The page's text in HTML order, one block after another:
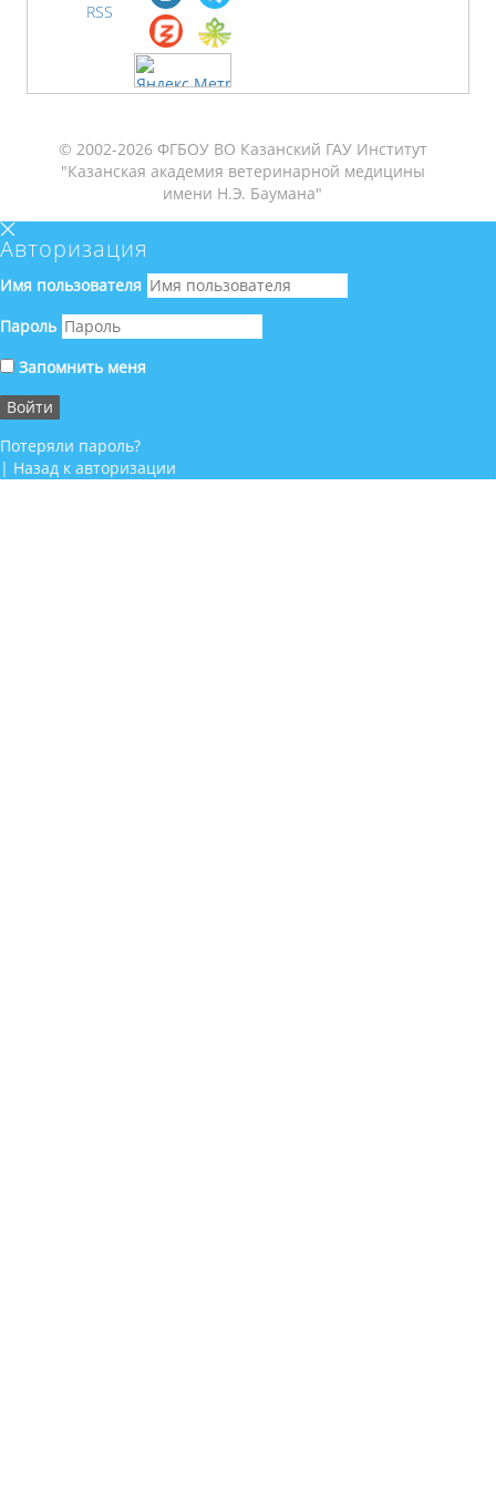
RSS
© 2002-2026 ФГБОУ ВО Казанский ГАУ Институт
"Казанская академия ветеринарной медицины
имени Н.Э. Баумана"
Авторизация
Имя пользователя
Пароль
Запомнить меня
Потеряли пароль?
| Назад к авторизации